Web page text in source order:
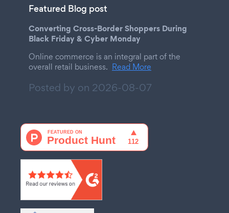
Featured Blog post
Converting Cross-Border Shoppers During
Black Friday & Cyber Monday
Online commerce is an integral part of the
overall retail business. Read More
Posted by on 2026-08-07